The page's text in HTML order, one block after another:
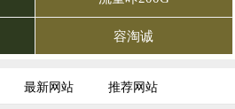
最新网站 推荐网站